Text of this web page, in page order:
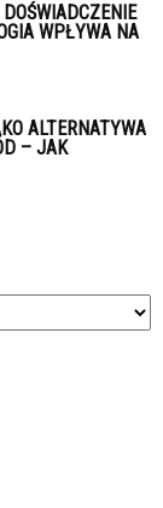
WPŁYWA NA
ALTERNATYWA
– JAK